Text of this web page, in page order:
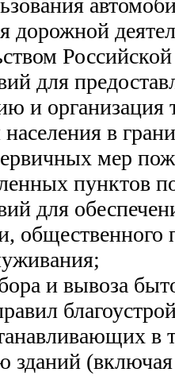
дорожной
для
и организация
в
мер
пунктов
для
общественного
и вывоза
в
зданий